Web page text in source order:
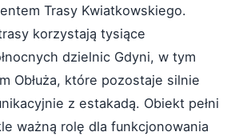
Trasy Kwiatkowskiego.
korzystają tysiące
dzielnic Gdyni, w tym
Obłuża, które pozostaje silnie
z estakadą. Obiekt pełni
ważną rolę dla funkcjonowania